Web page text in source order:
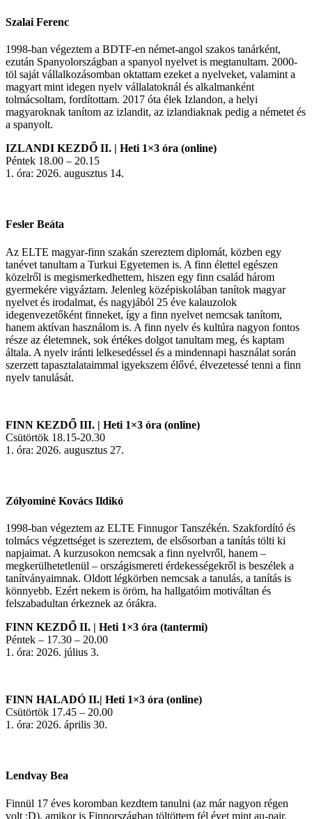
Szalai Ferenc
1998-ban végeztem a BDTF-en német-angol szakos tanárként,
ezután Spanyolországban a spanyol nyelvet is megtanultam. 2000-
töl saját vállalkozásomban oktattam ezeket a nyelveket, valamint a
magyart mint idegen nyelv vállalatoknál és alkalmanként
tolmácsoltam, fordítottam. 2017 óta élek Izlandon, a helyi
magyaroknak tanítom az izlandit, az izlandiaknak pedig a németet és
a spanyolt.
IZLANDI KEZDŐ II. | Heti 1×3 óra (online)
Péntek 18.00 – 20.15
1. óra: 2026. augusztus 14.
Fesler Beáta
Az ELTE magyar-finn szakán szereztem diplomát, közben egy
tanévet tanultam a Turkui Egyetemen is. A finn élettel egészen
közelről is megismerkedhettem, hiszen egy finn család három
gyermekére vigyáztam. Jelenleg középiskolában tanítok magyar
nyelvet és irodalmat, és nagyjából 25 éve kalauzolok
idegenvezetőként finneket, így a finn nyelvet nemcsak tanítom,
hanem aktívan használom is. A finn nyelv és kultúra nagyon fontos
része az életemnek, sok értékes dolgot tanultam meg, és kaptam
általa. A nyelv iránti lelkesedéssel és a mindennapi használat során
szerzett tapasztalataimmal igyekszem élővé, élvezetessé tenni a finn
nyelv tanulását.
FINN KEZDŐ III. | Heti 1×3 óra (online)
Csütörtök 18.15-20.30
1. óra: 2026. augusztus 27.
Zólyominé Kovács Ildikó
1998-ban végeztem az ELTE Finnugor Tanszékén. Szakfordító és
tolmács végzettséget is szereztem, de elsősorban a tanítás tölti ki
napjaimat. A kurzusokon nemcsak a finn nyelvről, hanem –
megkerülhetetlenül – országismereti érdekességekről is beszélek a
tanítványaimnak. Oldott légkörben nemcsak a tanulás, a tanítás is
könnyebb. Ezért nekem is öröm, ha hallgatóim motiváltan és
felszabadultan érkeznek az órákra.
FINN KEZDŐ II. | Heti 1×3 óra (tantermi)
Péntek – 17.30 – 20.00
1. óra: 2026. július 3.
FINN HALADÓ II.| Heti 1×3 óra (online)
Csütörtök 17.45 – 20.00
1. óra: 2026. április 30.
Lendvay Bea
Finnül 17 éves koromban kezdtem tanulni (az már nagyon régen
volt :D), amikor is Finnországban töltöttem fél évet mint au-pair.